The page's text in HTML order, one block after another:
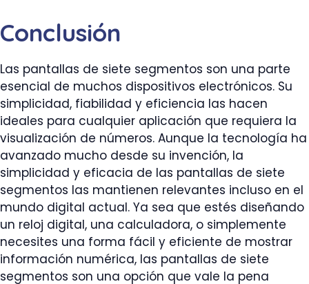
Conclusión
Las pantallas de siete segmentos son una parte
esencial de muchos dispositivos electrónicos. Su
simplicidad, fiabilidad y eficiencia las hacen
ideales para cualquier aplicación que requiera la
visualización de números. Aunque la tecnología ha
avanzado mucho desde su invención, la
simplicidad y eficacia de las pantallas de siete
segmentos las mantienen relevantes incluso en el
mundo digital actual. Ya sea que estés diseñando
un reloj digital, una calculadora, o simplemente
necesites una forma fácil y eficiente de mostrar
información numérica, las pantallas de siete
segmentos son una opción que vale la pena